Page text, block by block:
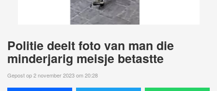
Politie deelt foto van man die
minderjarig meisje betastte
Gepost op 2 november 2023 om 20:28